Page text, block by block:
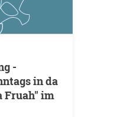
in da
Fruah" im